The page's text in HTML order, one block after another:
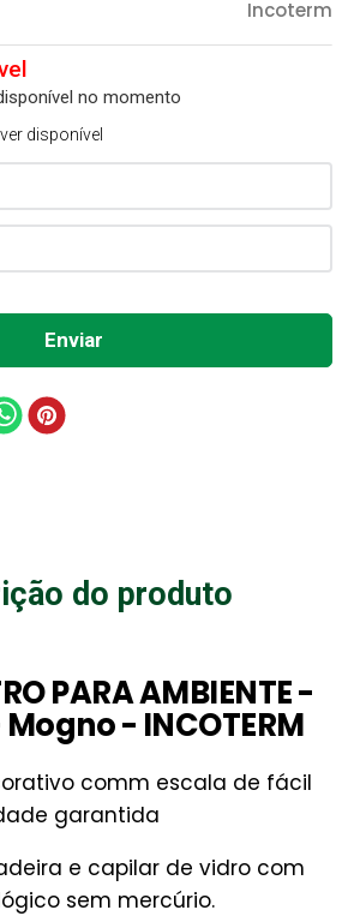
Incoterm
no momento
disponível
do produto
PARA AMBIENTE -
Mogno - INCOTERM
comm escala de fácil
garantida
e capilar de vidro com
sem mercúrio.